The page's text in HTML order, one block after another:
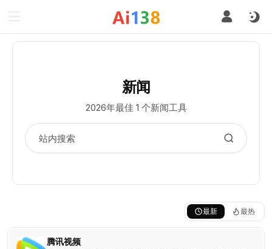
新闻
2026年最佳 1 个新闻工具
最新 最热
腾讯视频